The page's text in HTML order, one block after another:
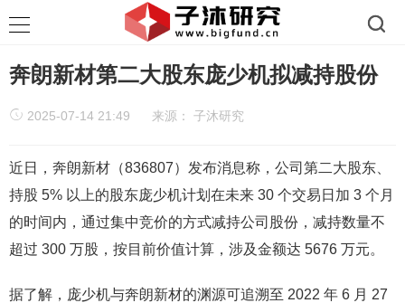
奔朗新材第二大股东庞少机拟减持股份
2025-07-14 21:49 来源： 子沐研究
近日，奔朗新材（836807）发布消息称，公司第二大股东、
持股 5% 以上的股东庞少机计划在未来 30 个交易日加 3 个月
的时间内，通过集中竞价的方式减持公司股份，减持数量不
超过 300 万股，按目前价值计算，涉及金额达 5676 万元。​
据了解，庞少机与奔朗新材的渊源可追溯至 2022 年 6 月 27